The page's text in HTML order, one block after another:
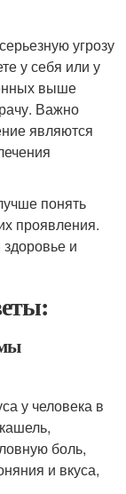
угрозу
у себя или у
выше
Важно
являются
понять
проявления.
и
у человека в
боль,
и вкуса,